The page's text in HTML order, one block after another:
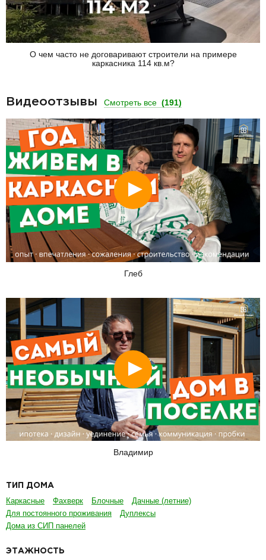
О чем часто не договаривают строители на примере
каркасника 114 кв.м?
Видеоотзывы Смотреть все (191)
Смотреть
Глеб
Смотреть
Владимир
ТИП ДОМА
Каркасные Фахверк Блочные
Дачные (летние)
Для постоянного проживания
Дуплексы
Дома из СИП панелей
ЭТАЖНОСТЬ